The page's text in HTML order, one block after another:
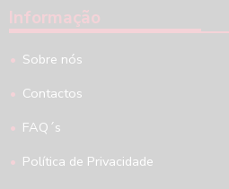
Informação
Sobre nós
Contactos
FAQ´s
Política de Privacidade